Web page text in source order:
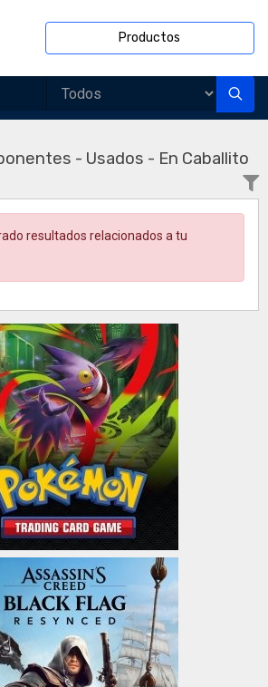
Productos
- Usados - En Caballito
resultados relacionados a tu